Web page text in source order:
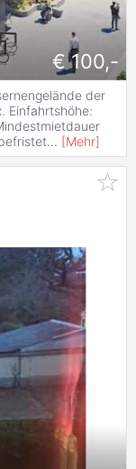
€ 100,-
der
Einfahrtshöhe:
... [Mehr]